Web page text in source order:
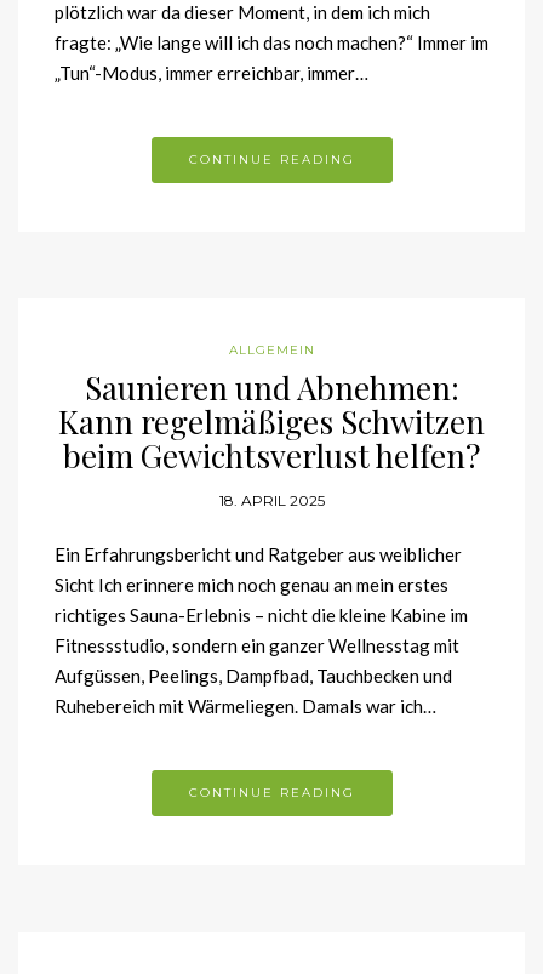
plötzlich war da dieser Moment, in dem ich mich
fragte: „Wie lange will ich das noch machen?“ Immer im
„Tun“-Modus, immer erreichbar, immer…
CONTINUE READING
ALLGEMEIN
Saunieren und Abnehmen:
Kann regelmäßiges Schwitzen
beim Gewichtsverlust helfen?
18. APRIL 2025
Ein Erfahrungsbericht und Ratgeber aus weiblicher
Sicht Ich erinnere mich noch genau an mein erstes
richtiges Sauna-Erlebnis – nicht die kleine Kabine im
Fitnessstudio, sondern ein ganzer Wellnesstag mit
Aufgüssen, Peelings, Dampfbad, Tauchbecken und
Ruhebereich mit Wärmeliegen. Damals war ich…
CONTINUE READING